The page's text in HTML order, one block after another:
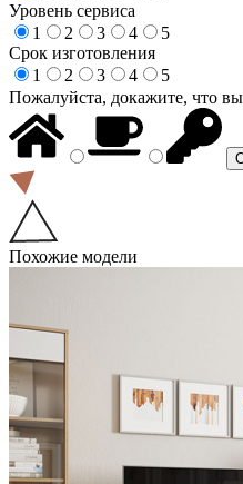
Уровень сервиса
1
2 3 4
5
Срок изготовления
1
2 3 4
5
Пожалуйста, докажите, что
Похожие модели